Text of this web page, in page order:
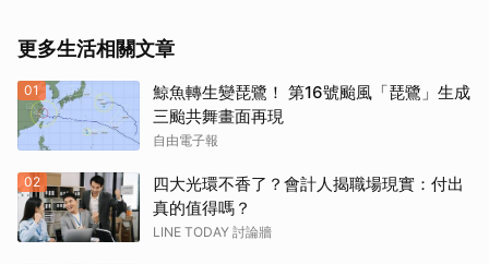
更多生活相關文章
01
鯨魚轉生變琵鷺！ 第16號颱風「琵鷺」生成
三颱共舞畫面再現
自由電子報
02
四大光環不香了？會計人揭職場現實：付出
真的值得嗎？
LINE TODAY 討論牆